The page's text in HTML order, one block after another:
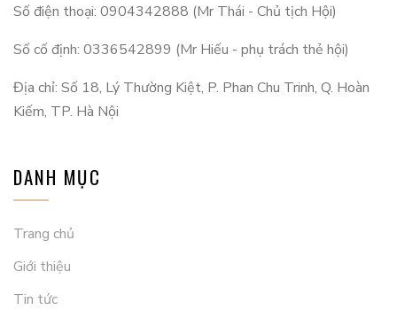
Số điện thoại: 0904342888 (Mr Thái - Chủ tịch Hội)
Số cố định: 0336542899 (Mr Hiếu - phụ trách thẻ hội)
Địa chỉ: Số 18, Lý Thường Kiệt, P. Phan Chu Trinh, Q. Hoàn
Kiếm, TP. Hà Nội
DANH MỤC
Trang chủ
Giới thiệu
Tin tức